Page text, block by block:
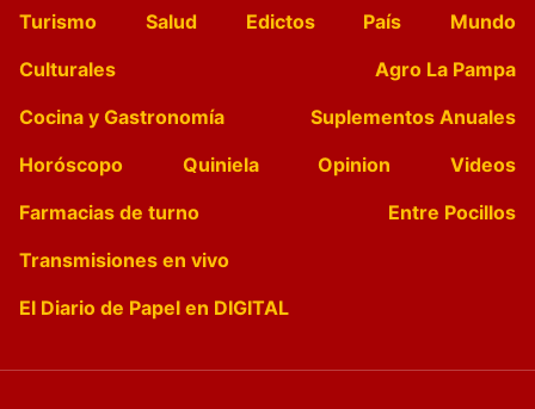
Turismo
Salud Edictos País
Mundo
Culturales
Agro La Pampa
Cocina y Gastronomía
Suplementos Anuales
Horóscopo
Quiniela Opinion
Videos
Farmacias de turno
Entre Pocillos
Transmisiones en vivo
El Diario de Papel en DIGITAL